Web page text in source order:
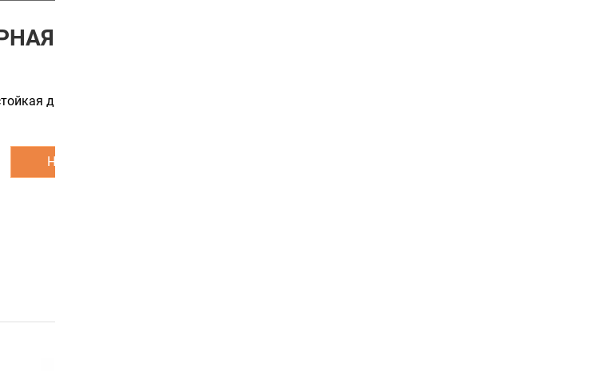
ДВЕРЬ GUARD 60 1
дверь. Тип огнестойкости ei60. Полотно глухое. Оснащена термоуплотнителем,
Написать нам